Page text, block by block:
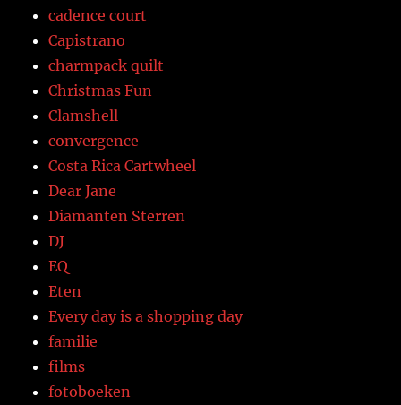
cadence court
Capistrano
charmpack quilt
Christmas Fun
Clamshell
convergence
Costa Rica Cartwheel
Dear Jane
Diamanten Sterren
DJ
EQ
Eten
Every day is a shopping day
familie
films
fotoboeken